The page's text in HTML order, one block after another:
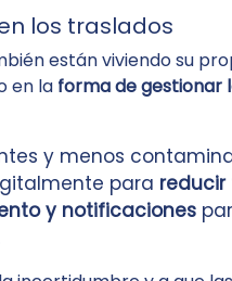
los traslados
están viviendo su
en la forma de gestionar
y menos
para reducir
y notificaciones